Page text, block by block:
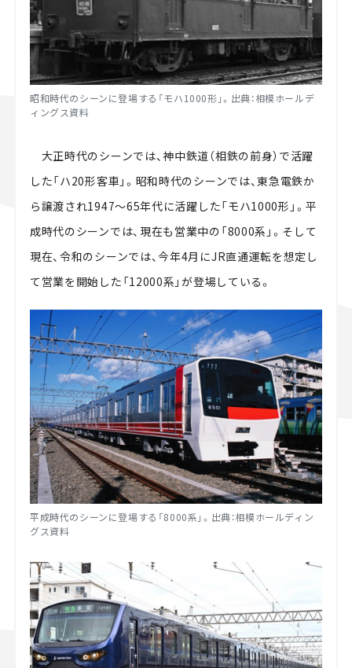
昭和時代のシーンに登場する「モハ1000形」。出典：相模ホールデ
ィングス資料
大正時代のシーンでは、神中鉄道（相鉄の前身）で活躍
した「ハ20形客車」。昭和時代のシーンでは、東急電鉄か
ら譲渡され1947～65年代に活躍した「モハ1000形」。平
成時代のシーンでは、現在も営業中の「8000系」。そして
現在、令和のシーンでは、今年4月にJR直通運転を想定し
て営業を開始した「12000系」が登場している。
平成時代のシーンに登場する「8000系」。出典：相模ホールディン
グス資料